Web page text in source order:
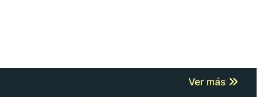
Ver más